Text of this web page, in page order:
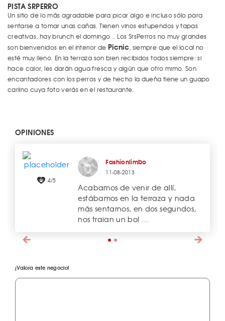
PISTA SRPERRO
Un sitio de lo más agradable para picar algo e incluso sólo para
sentarse a tomar unas cañas. Tienen vinos estupendos y tapas
creativas, hay brunch el domingo... Los SrsPerros no muy grandes
son bienvenidos en el interior de Picnic, siempre que el local no
esté muy lleno. En la terraza son bien recibidos todos siempre: si
hace calor, les darán agua fresca y algún que otro mimo. Son
encantadores con los perros y de hecho la dueña tiene un guapo
carlino cuya foto verás en el restaurante.
OPINIONES
4/5
Fashionlimbo
11-08-2013
Acabamos de venir de allí,
estábamos en la terraza y nada
más sentarnos, en dos segundos,
nos traian un bol …
¡Valora este negocio!